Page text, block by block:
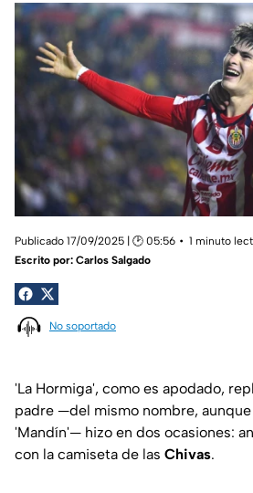
Publicado 17/09/2025 | 🕑 05:56
1 minuto
Escrito por: Carlos Salgado
No soportado
'La Hormiga', como es apodado,
padre —del mismo nombre,
'Mandín'— hizo en dos ocasiones:
con la camiseta de las Chivas.